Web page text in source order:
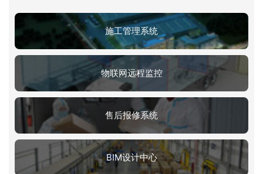
施工管理系统
物联网远程监控
售后报修系统
BIM设计中心